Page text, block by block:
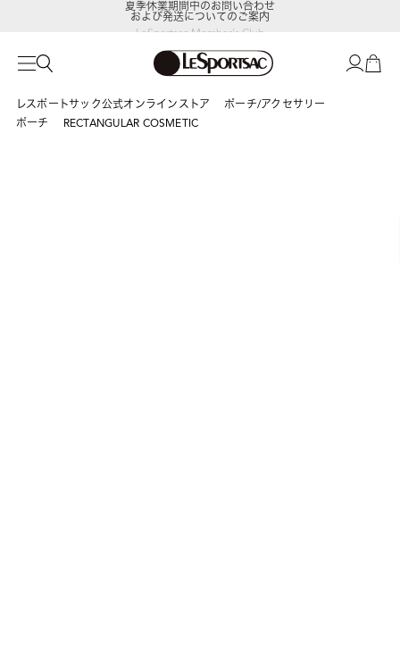
LeSportsac Member's Club
ポイントアップキャンペーン開催中
および発送についてのご案内
レスポートサック公式オンラインストア
ポーチ/アクセサリー
ポーチ
RECTANGULAR COSMETIC